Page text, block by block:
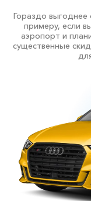
Гораздо
примеру, если
аэропорт и
существенные